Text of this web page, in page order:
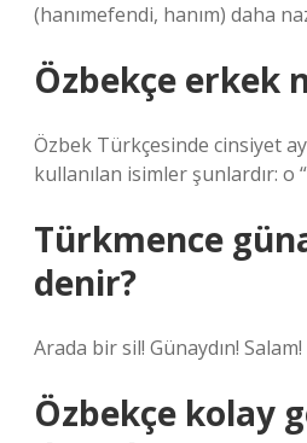
(hanımefendi, hanım) daha
Özbekçe erkek
Özbek Türkçesinde cinsiyet
kullanılan isimler şunlardır: o
Türkmence
denir?
Arada bir sil! Günaydın!
Özbekçe kolay